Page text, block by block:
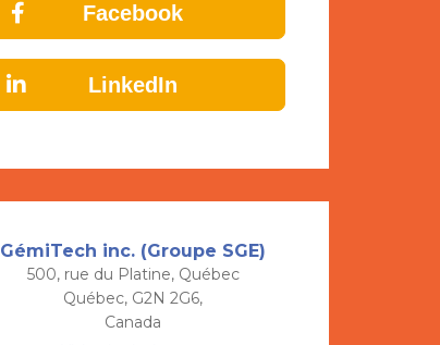
Facebook
LinkedIn
GémiTech inc. (Groupe SGE)
500, rue du Platine, Québec
Québec, G2N 2G6,
Canada